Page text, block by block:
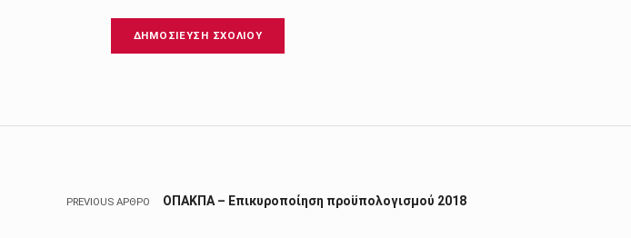
Πλοήγηση άρθρων
PREVIOUS ΆΡΘΡΟ ΟΠΑΚΠΑ – Επικυροποίηση προϋπολογισμού 2018